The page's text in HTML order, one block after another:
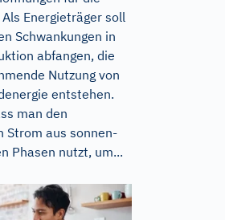
Energieträger soll
Schwankungen in
abfangen, die
Nutzung von
entstehen.
man den
Strom aus sonnen-
Phasen nutzt, um...